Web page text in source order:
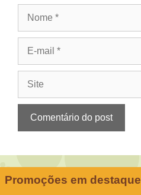
Promoções em destaque